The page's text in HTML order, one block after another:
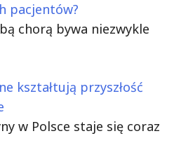
pacjentów?
chorą bywa niezwykle
kształtują przyszłość
w Polsce staje się coraz